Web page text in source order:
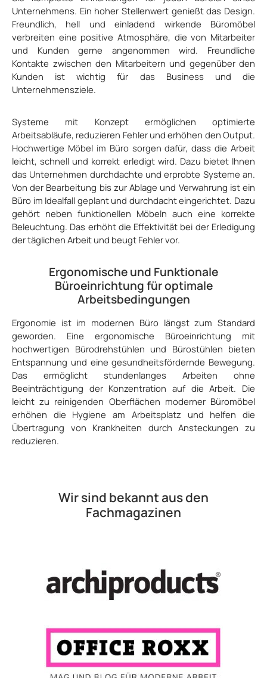
Unternehmens. Ein hoher Stellenwert genießt das Design.
Freundlich, hell und einladend wirkende Büromöbel
verbreiten eine positive Atmosphäre, die von Mitarbeiter
und Kunden gerne angenommen wird. Freundliche
Kontakte zwischen den Mitarbeitern und gegenüber den
Kunden ist wichtig für das Business und die
Unternehmensziele.
Systeme mit Konzept ermöglichen optimierte
Arbeitsabläufe, reduzieren Fehler und erhöhen den Output.
Hochwertige Möbel im Büro sorgen dafür, dass die Arbeit
leicht, schnell und korrekt erledigt wird. Dazu bietet Ihnen
das Unternehmen durchdachte und erprobte Systeme an.
Von der Bearbeitung bis zur Ablage und Verwahrung ist ein
Büro im Idealfall geplant und durchdacht eingerichtet. Dazu
gehört neben funktionellen Möbeln auch eine korrekte
Beleuchtung. Das erhöht die Effektivität bei der Erledigung
der täglichen Arbeit und beugt Fehler vor.
Ergonomische und Funktionale
Büroeinrichtung für optimale
Arbeitsbedingungen
Ergonomie ist im modernen Büro längst zum Standard
geworden. Eine ergonomische Büroeinrichtung mit
hochwertigen Bürodrehstühlen und Bürostühlen bieten
Entspannung und eine gesundheitsfördernde Bewegung.
Das ermöglicht stundenlanges Arbeiten ohne
Beeinträchtigung der Konzentration auf die Arbeit. Die
leicht zu reinigenden Oberflächen moderner Büromöbel
erhöhen die Hygiene am Arbeitsplatz und helfen die
Übertragung von Krankheiten durch Ansteckungen zu
reduzieren.
Wir sind bekannt aus den
Fachmagazinen